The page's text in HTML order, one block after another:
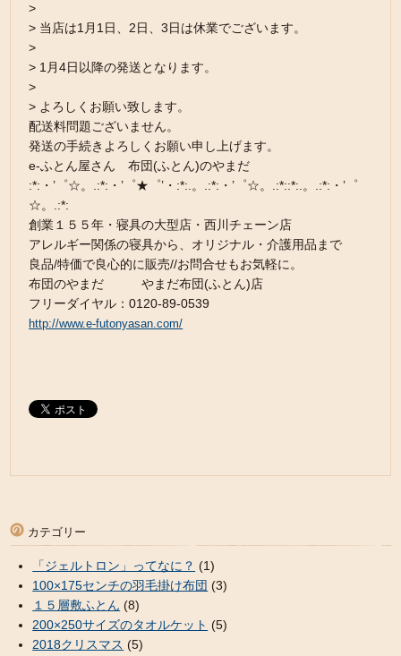
>
> 当店は1月1日、2日、3日は休業でございます。
>
> 1月4日以降の発送となります。
>
> よろしくお願い致します。
配送料問題ございません。
発送の手続きよろしくお願い申し上げます。
e-ふとん屋さん 布団(ふとん)のやまだ
:*:・’゜☆。.:*:・’゜★゜’・:*:.。.:*:・’゜☆。.:*::*:.。.:*:・’゜
☆。.:*:
創業１５５年・寝具の大型店・西川チェーン店
アレルギー関係の寝具から、オリジナル・介護用品まで
良品/特価で良心的に販売//お問合せもお気軽に。
布団のやまだ やまだ布団(ふとん)店
フリーダイヤル：0120-89-0539
http://www.e-futonyasan.com/
カテゴリー
「ジェルトロン」ってなに？ (1)
100×175センチの羽毛掛け布団 (3)
１５層敷ふとん (8)
200×250サイズのタオルケット (5)
2018クリスマス (5)